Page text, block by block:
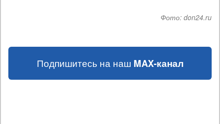
Фото: don24.ru
Подпишитесь на наш MAX-канал